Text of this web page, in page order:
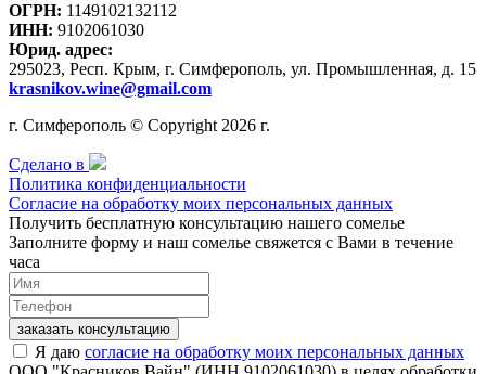
ОГРН: 1149102132112
ИНН: 9102061030
Юрид. адрес:
295023, Респ. Крым, г. Симферополь, ул. Промышленная, д. 15
krasnikov.wine@gmail.com
г. Симферополь © Copyright 2026 г.
Сделано в
Политика конфиденциальности
Согласие на обработку моих персональных данных
Получить бесплатную консультацию нашего сомелье
Заполните форму и наш сомелье свяжется с Вами в течение
часа
заказать консультацию
Я даю согласие на обработку моих персональных данных